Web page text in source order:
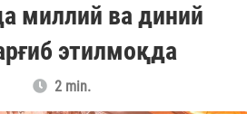
миллий ва диний
этилмоқда
2 min.